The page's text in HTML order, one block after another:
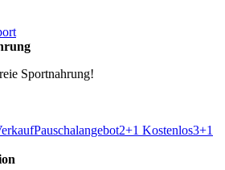
Sportnahrung!
Pauschalangebot2+1 Kostenlos3+1